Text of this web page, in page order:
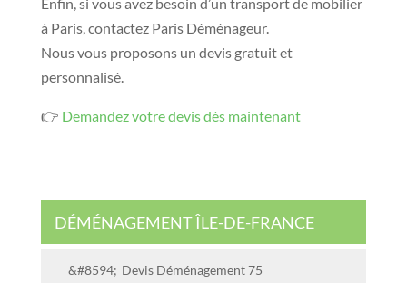
à Paris, contactez Paris Déménageur.
Nous vous proposons un devis gratuit et
personnalisé.
👉 Demandez votre devis dès maintenant
DÉMÉNAGEMENT ÎLE-DE-FRANCE
Devis Déménagement 75